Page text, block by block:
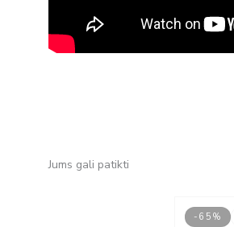
Jums gali patikti
-65%